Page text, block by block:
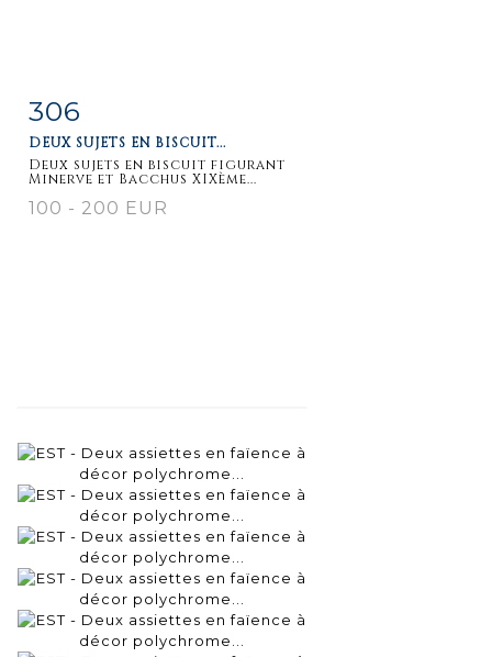
Fiche
détaillée
306
DEUX SUJETS EN BISCUIT...
Deux sujets en biscuit figurant
Minerve et Bacchus XIXème...
100 - 200 EUR